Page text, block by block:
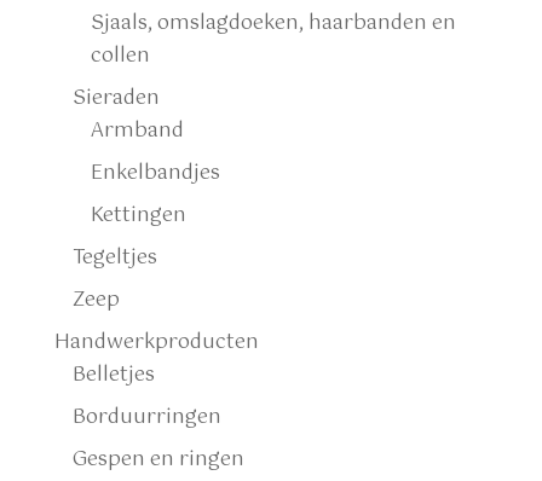
Sjaals, omslagdoeken, haarbanden en
collen
Sieraden
Armband
Enkelbandjes
Kettingen
Tegeltjes
Zeep
Handwerkproducten
Belletjes
Borduurringen
Gespen en ringen